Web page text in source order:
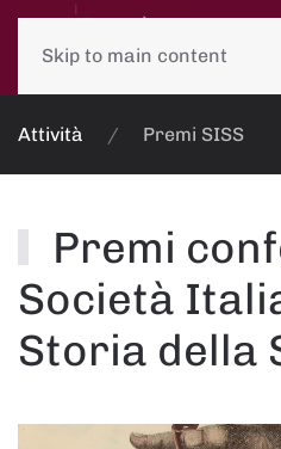
Skip to main content
Attività Premi SISS
Premi
Società
Storia della